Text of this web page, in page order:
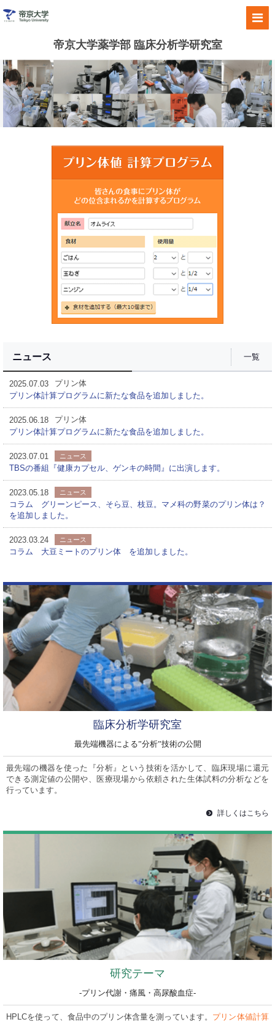
帝京大学薬学部 臨床分析学研究室
ニュース 一覧
2025.07.03
プリン体
プリン体計算プログラムに新たな食品を追加しました。
2025.06.18
プリン体
プリン体計算プログラムに新たな食品を追加しました。
2023.07.01 ニュース
TBSの番組『健康カプセル、ゲンキの時間』に出演します。
2023.05.18 ニュース
コラム グリーンピース、そら豆、枝豆。マメ科の野菜のプリン体は？
を追加しました。
2023.03.24 ニュース
コラム 大豆ミートのプリン体 を追加しました。
臨床分析学研究室
最先端機器による”分析”技術の公開
最先端の機器を使った『分析』という技術を活かして、臨床現場に還元
できる測定値の公開や、医療現場から依頼された生体試料の分析などを
行っています。
詳しくはこちら
研究テーマ
-プリン代謝・痛風・高尿酸血症-
HPLCを使って、食品中のプリン体含量を測っています。 プリン体値計算